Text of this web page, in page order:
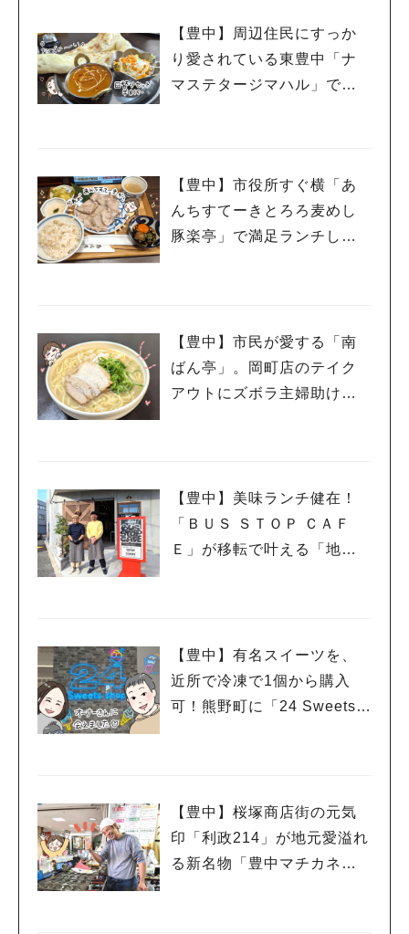
【豊中】周辺住民にすっか
り愛されている東豊中「ナ
マステタージマハル」で子
【豊中】市役所すぐ横「あ
んちすてーきとろろ麦めし
豚楽亭」で満足ランチして
【豊中】市民が愛する「南
ばん亭」。岡町店のテイク
アウトにズボラ主婦助けら
【豊中】美味ランチ健在！
「ＢＵＳ ＳＴＯＰ ＣＡＦ
Ｅ」が移転で叶える「地域
【豊中】有名スイーツを、
近所で冷凍で1個から購入
可！熊野町に「24 Sweets s
【豊中】桜塚商店街の元気
印「利政214」が地元愛溢れ
る新名物「豊中マチカネ
人気のキーワード
#今週どこいく？#自然とふれあう#ランチ#カフェ#まとめ
#教えたい／教えて投稿記事 #大阪学院大 商品開発プロジェクト
#あなたはどっち？